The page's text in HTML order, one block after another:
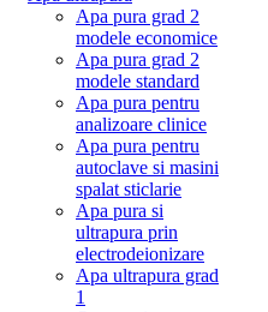
Apa pura grad 2
modele economice
Apa pura grad 2
modele standard
Apa pura pentru
analizoare clinice
Apa pura pentru
autoclave si masini
spalat sticlarie
Apa pura si
ultrapura prin
electrodeionizare
Apa ultrapura grad
1